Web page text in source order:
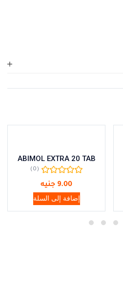
ABIMOL EXTRA 20 TAB
(0)
9.00 جنيه
إضافة إلى السلة